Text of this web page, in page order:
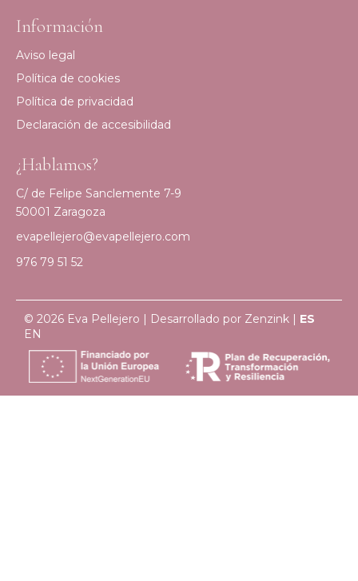
Información
Aviso legal
Política de cookies
Política de privacidad
Declaración de accesibilidad
¿Hablamos?
C/ de Felipe Sanclemente 7-9
50001 Zaragoza
evapellejero@evapellejero.com
976 79 51 52
© 2026 Eva Pellejero | Desarrollado por Zenzink | ES
EN